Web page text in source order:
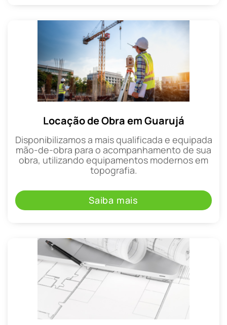
Locação de Obra em Guarujá
Disponibilizamos a mais qualificada e equipada
mão-de-obra para o acompanhamento de sua
obra, utilizando equipamentos modernos em
topografia.
Saiba mais